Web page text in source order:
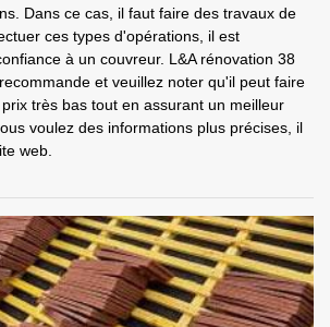
Dans ce cas, il faut faire des travaux de
ces types d'opérations, il est
à un couvreur. L&A rénovation 38
et veuillez noter qu'il peut faire
très bas tout en assurant un meilleur
voulez des informations plus précises, il
web.